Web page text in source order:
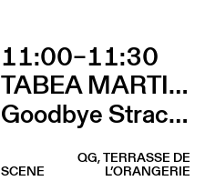
11:00–11:30
TABEA MARTIN & CIE BEWEGGRUND
Goodbye Stracciatella
QG, TERRASSE DE
L’ORANGERIE
SCENE